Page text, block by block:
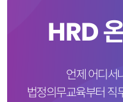
HRD
언제 어디서
법정의무교육부터 직